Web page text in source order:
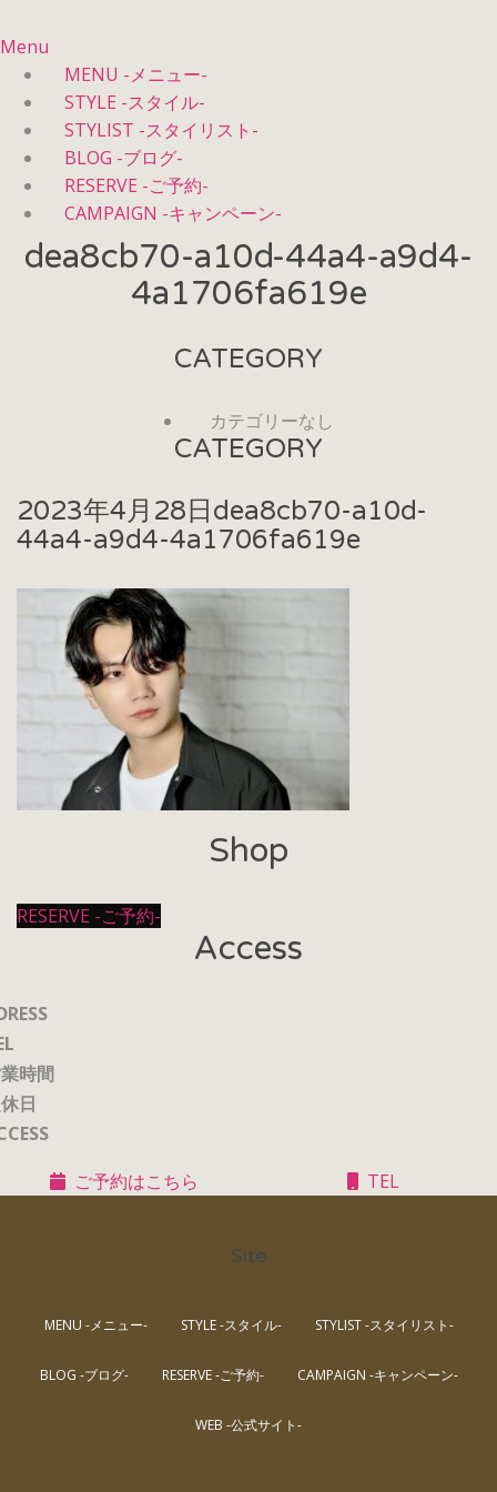
Menu
MENU -メニュー-
STYLE -スタイル-
STYLIST -スタイリスト-
BLOG -ブログ-
RESERVE -ご予約-
CAMPAIGN -キャンペーン-
dea8cb70-a10d-44a4-a9d4-
4a1706fa619e
CATEGORY
カテゴリーなし
CATEGORY
2023年4月28日 dea8cb70-a10d-
44a4-a9d4-4a1706fa619e
Shop
RESERVE -ご予約-
Access
時間
日
ご予約はこちら
TEL
Site
MENU -メニュー- STYLE -スタイル- STYLIST -スタイリスト-
BLOG -ブログ- RESERVE -ご予約- CAMPAIGN -キャンペーン-
WEB -公式サイト-